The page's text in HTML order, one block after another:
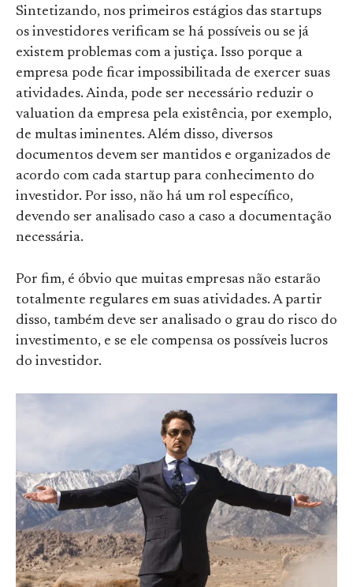
Sintetizando, nos primeiros estágios das startups
os investidores verificam se há possíveis ou se já
existem problemas com a justiça. Isso porque a
empresa pode ficar impossibilitada de exercer suas
atividades. Ainda, pode ser necessário reduzir o
valuation da empresa pela existência, por exemplo,
de multas iminentes. Além disso, diversos
documentos devem ser mantidos e organizados de
acordo com cada startup para conhecimento do
investidor. Por isso, não há um rol específico,
devendo ser analisado caso a caso a documentação
necessária.
Por fim, é óbvio que muitas empresas não estarão
totalmente regulares em suas atividades. A partir
disso, também deve ser analisado o grau do risco do
investimento, e se ele compensa os possíveis lucros
do investidor.